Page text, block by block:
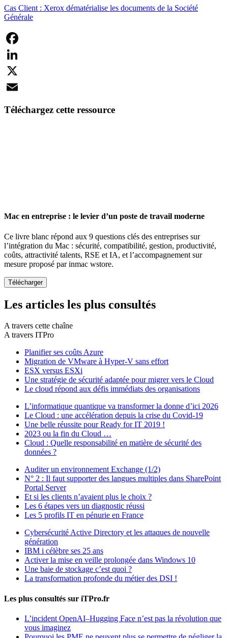
Cas Client : Xerox dématérialise les documents de la Société
Générale
Facebook
LinkedIn
X
Téléchargez cette ressource
Mac en entreprise : le levier d’un poste de travail moderne
Ce livre blanc répond aux 9 questions clés des entreprises sur
l’intégration du Mac : sécurité, compatibilité, gestion, productivité,
coûts, attractivité talents, RSE et IA, et l’accompagnement sur
mesure proposé par inmac wstore.
Les articles les plus consultés
A travers cette chaîne
A travers ITPro
Planifier ses coûts Azure
Migration de VMware à Hyper-V sans effort
ESX versus ESXi
Une stratégie de sécurité adaptée pour migrer vers le Cloud
Le cloud répond aux défis immédiats des organisations
L’informatique quantique va transformer la donne d’ici 2026
Le Cloud : une accélération depuis la crise du Covid-19
Une belle réussite pour Ready for IT 2019 !
2023 ou la fin du Cloud …
Cloud : Quelle responsabilité en matière de sécurité des
données ?
Auditer un environnement Exchange (1/2)
N° 2 : Il faut supporter des langues multiples dans SharePoint
Portal Server
Et si les clients n’avaient plus le choix ?
Les 6 étapes vers un diagnostic réussi
Les 5 profils IT en pénurie en France
Cybersécurité Active Directory et les attaques de nouvelle
génération
IBM i célèbre ses 25 ans
Activer la mise en veille prolongée dans Windows 10
Une baie de stockage c’est quoi ?
La transformation profonde du métier des DSI !
Les plus consultés sur iTPro.fr
L’incident OpenAI–Hugging Face n’est pas la révolution que
vous imaginez